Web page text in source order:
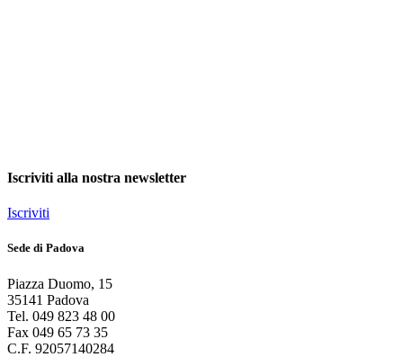
Iscriviti alla nostra newsletter
Iscriviti
Sede di Padova
Piazza Duomo, 15
35141 Padova
Tel. 049 823 48 00
Fax 049 65 73 35
C.F. 92057140284